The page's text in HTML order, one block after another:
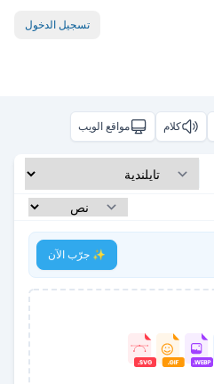
تسجيل الدخول
كلام مواقع الويب
✨ جرّب الآن